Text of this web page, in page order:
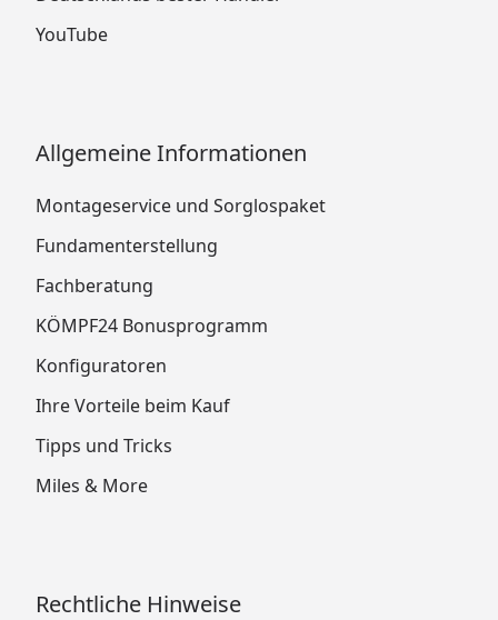
YouTube
Allgemeine Informationen
Montageservice und Sorglospaket
Fundamenterstellung
Fachberatung
KÖMPF24 Bonusprogramm
Konfiguratoren
Ihre Vorteile beim Kauf
Tipps und Tricks
Miles & More
Rechtliche Hinweise